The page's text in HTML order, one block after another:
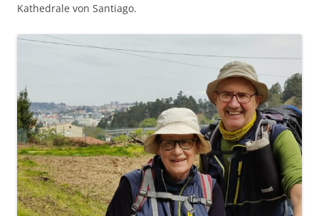
Kathedrale von Santiago.